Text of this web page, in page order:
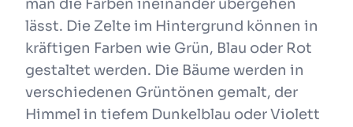
man die Farben ineinander übergehen
lässt. Die Zelte im Hintergrund können in
kräftigen Farben wie Grün, Blau oder Rot
gestaltet werden. Die Bäume werden in
verschiedenen Grüntönen gemalt, der
Himmel in tiefem Dunkelblau oder Violett